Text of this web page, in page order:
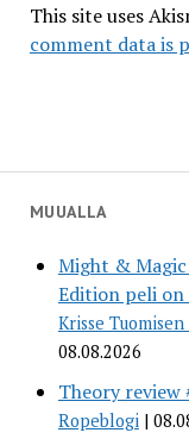
MUUALLA
Might &
Edition peli
Krisse
08.08.2026
Theory review
Ropeblogi
This site uses
comment data is